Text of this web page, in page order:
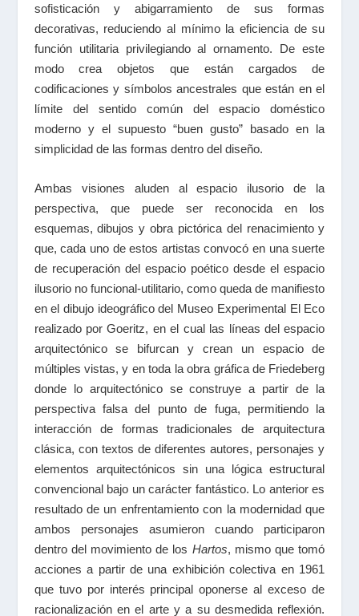
sofisticación y abigarramiento de sus formas
decorativas, reduciendo al mínimo la eficiencia de su
función utilitaria privilegiando al ornamento. De este
modo crea objetos que están cargados de
codificaciones y símbolos ancestrales que están en el
límite del sentido común del espacio doméstico
moderno y el supuesto “buen gusto” basado en la
simplicidad de las formas dentro del diseño.
Ambas visiones aluden al espacio ilusorio de la
perspectiva, que puede ser reconocida en los
esquemas, dibujos y obra pictórica del renacimiento y
que, cada uno de estos artistas convocó en una suerte
de recuperación del espacio poético desde el espacio
ilusorio no funcional-utilitario, como queda de manifiesto
en el dibujo ideográfico del Museo Experimental El Eco
realizado por Goeritz, en el cual las líneas del espacio
arquitectónico se bifurcan y crean un espacio de
múltiples vistas, y en toda la obra gráfica de Friedeberg
donde lo arquitectónico se construye a partir de la
perspectiva falsa del punto de fuga, permitiendo la
interacción de formas tradicionales de arquitectura
clásica, con textos de diferentes autores, personajes y
elementos arquitectónicos sin una lógica estructural
convencional bajo un carácter fantástico. Lo anterior es
resultado de un enfrentamiento con la modernidad que
ambos personajes asumieron cuando participaron
dentro del movimiento de los Hartos, mismo que tomó
acciones a partir de una exhibición colectiva en 1961
que tuvo por interés principal oponerse al exceso de
racionalización en el arte y a su desmedida reflexión.